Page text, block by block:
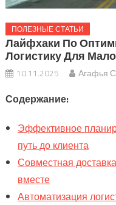
ПОЛЕЗНЫЕ СТАТЬИ
Лайфхаки По
Логистику Для
10.11.2025 Агафья
Содержание:
Эффективное
путь до клиента
Совместная
вместе
Автоматизация